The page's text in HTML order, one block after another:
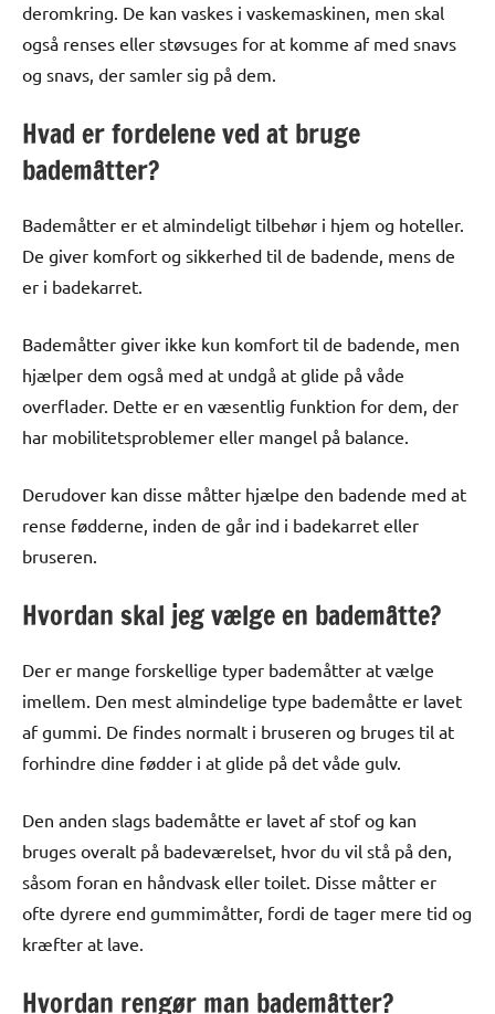
deromkring. De kan vaskes i vaskemaskinen, men skal
også renses eller støvsuges for at komme af med snavs
og snavs, der samler sig på dem.
Hvad er fordelene ved at bruge
bademåtter?
Bademåtter er et almindeligt tilbehør i hjem og hoteller.
De giver komfort og sikkerhed til de badende, mens de
er i badekarret.
Bademåtter giver ikke kun komfort til de badende, men
hjælper dem også med at undgå at glide på våde
overflader. Dette er en væsentlig funktion for dem, der
har mobilitetsproblemer eller mangel på balance.
Derudover kan disse måtter hjælpe den badende med at
rense fødderne, inden de går ind i badekarret eller
bruseren.
Hvordan skal jeg vælge en bademåtte?
Der er mange forskellige typer bademåtter at vælge
imellem. Den mest almindelige type bademåtte er lavet
af gummi. De findes normalt i bruseren og bruges til at
forhindre dine fødder i at glide på det våde gulv.
Den anden slags bademåtte er lavet af stof og kan
bruges overalt på badeværelset, hvor du vil stå på den,
såsom foran en håndvask eller toilet. Disse måtter er
ofte dyrere end gummimåtter, fordi de tager mere tid og
kræfter at lave.
Hvordan rengør man bademåtter?